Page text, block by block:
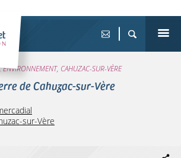
ENVIRONNEMENT, CAHUZAC-SUR-VÈRE
de Cahuzac-sur-Vère
sur-Vère